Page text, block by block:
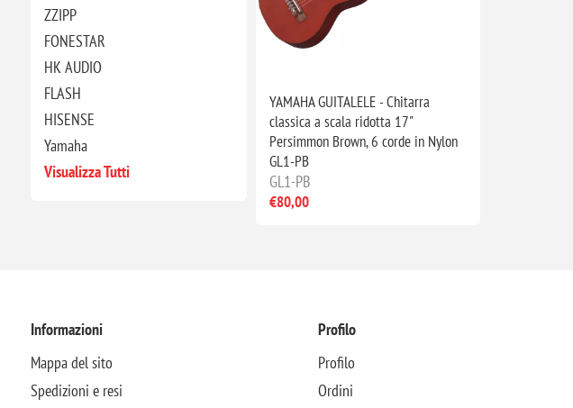
ZZIPP
FONESTAR
HK AUDIO
FLASH
HISENSE
Yamaha
Visualizza Tutti
YAMAHA GUITALELE - Chitarra
classica a scala ridotta 17"
Persimmon Brown, 6 corde in Nylon
GL1-PB
GL1-PB
€80,00
Informazioni
Mappa del sito
Spedizioni e resi
Profilo
Profilo
Ordini